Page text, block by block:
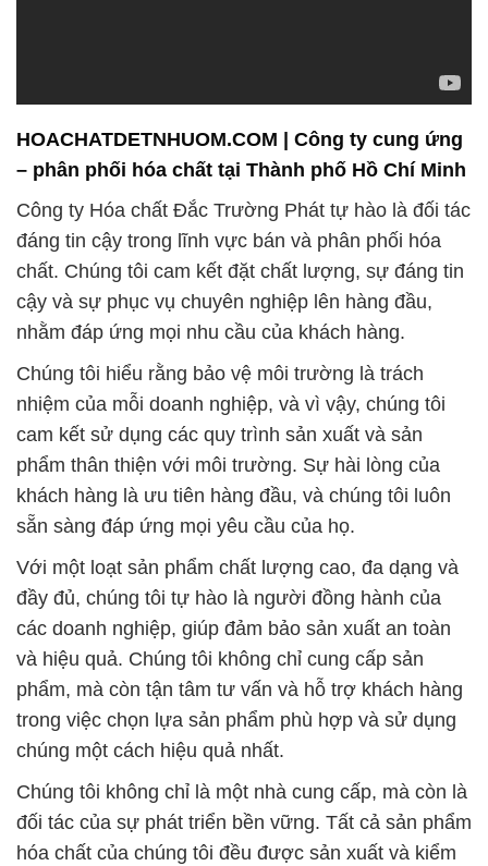
Công ty Hóa chất Đắc Trường Phát tự hào là đối tác
đáng tin cậy trong lĩnh vực bán và phân phối hóa
chất. Chúng tôi cam kết đặt chất lượng, sự đáng tin
cậy và sự phục vụ chuyên nghiệp lên hàng đầu,
nhằm đáp ứng mọi nhu cầu của khách hàng.
Chúng tôi hiểu rằng bảo vệ môi trường là trách
nhiệm của mỗi doanh nghiệp, và vì vậy, chúng tôi
cam kết sử dụng các quy trình sản xuất và sản
phẩm thân thiện với môi trường. Sự hài lòng của
khách hàng là ưu tiên hàng đầu, và chúng tôi luôn
sẵn sàng đáp ứng mọi yêu cầu của họ.
Với một loạt sản phẩm chất lượng cao, đa dạng và
đầy đủ, chúng tôi tự hào là người đồng hành của
các doanh nghiệp, giúp đảm bảo sản xuất an toàn
và hiệu quả. Chúng tôi không chỉ cung cấp sản
phẩm, mà còn tận tâm tư vấn và hỗ trợ khách hàng
trong việc chọn lựa sản phẩm phù hợp và sử dụng
chúng một cách hiệu quả nhất.
Chúng tôi không chỉ là một nhà cung cấp, mà còn là
đối tác của sự phát triển bền vững. Tất cả sản phẩm
hóa chất của chúng tôi đều được sản xuất và kiểm
tra theo tiêu chuẩn nghiêm ngặt để đảm bảo rằng
chúng đáp ứng hoặc vượt qua các yêu cầu chất
lượng cao nhất.
Chân thành cảm ơn sự tin tưởng và ủng hộ của quý